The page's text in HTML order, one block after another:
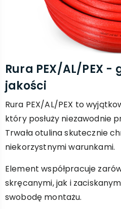
Rura PEX/AL/PEX
jakości
Rura PEX/AL/PEX to
który posłuży niezawodnie
Trwała otulina skutecznie
niekorzystnymi warunkami.
Element współpracuje
skręcanymi, jak i
swobodę montażu.